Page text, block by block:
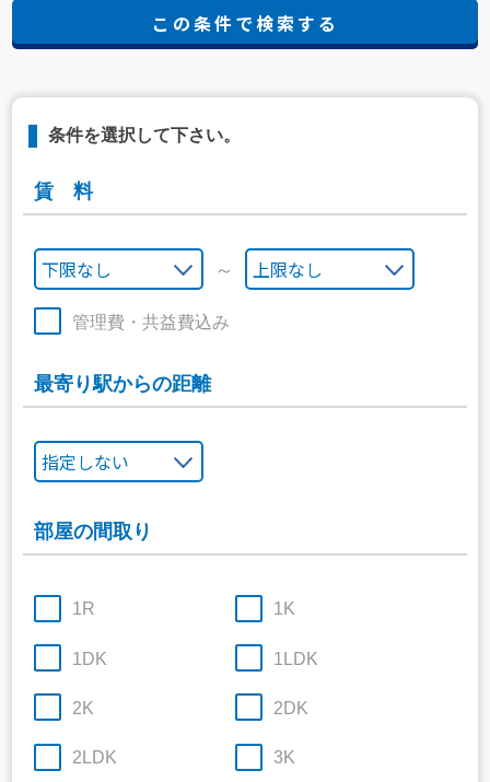
条件を選択して下さい。
賃 料
～
管理費・共益費込み
最寄り駅からの距離
部屋の間取り
1R 1K
1DK 1LDK
2K 2DK
2LDK 3K